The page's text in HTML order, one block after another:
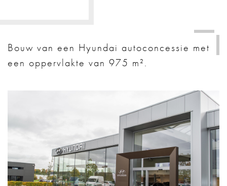
Bouw van een Hyundai autoconcessie met
een oppervlakte van 975 m².